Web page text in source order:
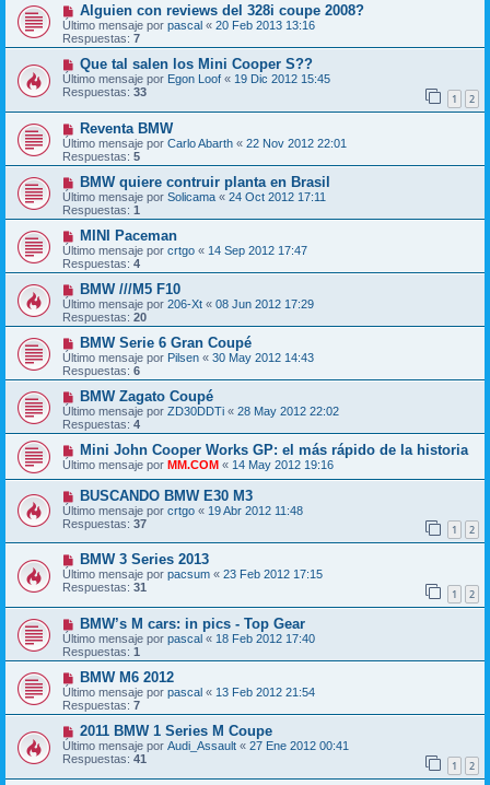
Alguien con reviews del 328i coupe 2008?
Último mensaje por pascal « 20 Feb 2013 13:16
Respuestas: 7
Que tal salen los Mini Cooper S??
Último mensaje por Egon Loof « 19 Dic 2012 15:45
Respuestas: 33 1 2
Reventa BMW
Último mensaje por Carlo Abarth « 22 Nov 2012 22:01
Respuestas: 5
BMW quiere contruir planta en Brasil
Último mensaje por Solicama « 24 Oct 2012 17:11
Respuestas: 1
MINI Paceman
Último mensaje por crtgo « 14 Sep 2012 17:47
Respuestas: 4
BMW ///M5 F10
Último mensaje por 206-Xt « 08 Jun 2012 17:29
Respuestas: 20
BMW Serie 6 Gran Coupé
Último mensaje por Pilsen « 30 May 2012 14:43
Respuestas: 6
BMW Zagato Coupé
Último mensaje por ZD30DDTi « 28 May 2012 22:02
Respuestas: 4
Mini John Cooper Works GP: el más rápido de la historia
Último mensaje por MM.COM « 14 May 2012 19:16
BUSCANDO BMW E30 M3
Último mensaje por crtgo « 19 Abr 2012 11:48
Respuestas: 37 1 2
BMW 3 Series 2013
Último mensaje por pacsum « 23 Feb 2012 17:15
Respuestas: 31 1 2
BMW’s M cars: in pics - Top Gear
Último mensaje por pascal « 18 Feb 2012 17:40
Respuestas: 1
BMW M6 2012
Último mensaje por pascal « 13 Feb 2012 21:54
Respuestas: 7
2011 BMW 1 Series M Coupe
Último mensaje por Audi_Assault « 27 Ene 2012 00:41
Respuestas: 41 1 2